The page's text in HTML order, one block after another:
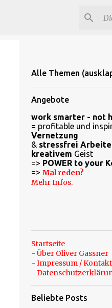
Alle Themen
Angebote
work smarter - not
= profitable und
Vernetzung
& stressfrei
kreativem Geist
=> POWER to your
=> Mal reden?
Mehr Infos.
Startseite
- Über Oliver Gassner
- Impressum / Kontakt
-
Beliebte Posts